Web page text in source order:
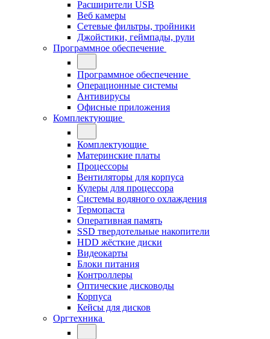
Расширители USB
Веб камеры
Сетевые фильтры, тройники
Джойстики, геймпады, рули
Программное обеспечение
Программное обеспечение
Операционные системы
Антивирусы
Офисные приложения
Комплектующие
Комплектующие
Материнские платы
Процессоры
Вентиляторы для корпуса
Кулеры для процессора
Системы водяного охлаждения
Термопаста
Оперативная память
SSD твердотельные накопители
HDD жёсткие диски
Видеокарты
Блоки питания
Контроллеры
Оптические дисководы
Корпуса
Кейсы для дисков
Оргтехника